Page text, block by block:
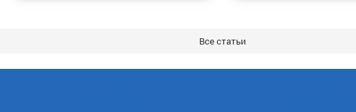
Все статьи